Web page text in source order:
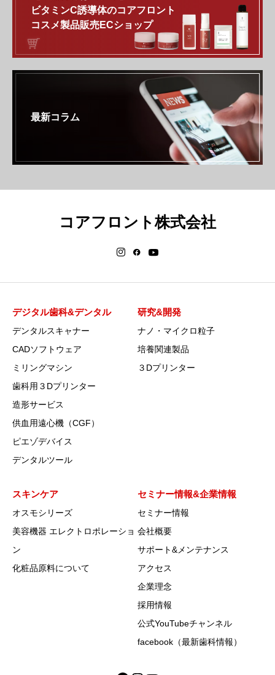
ビタミンC誘導体のコアフロント
コスメ製品販売ECショップ
最新コラム
コアフロント株式会社
デジタル歯科&デンタル
デンタルスキャナー
CADソフトウェア
ミリングマシン
歯科用３Dプリンター
造形サービス
供血用遠心機（CGF）
ピエゾデバイス
デンタルツール
研究&開発
ナノ・マイクロ粒子
培養関連製品
３Dプリンター
スキンケア
オスモシリーズ
美容機器 エレクトロポレーショ
ン
化粧品原料について
セミナー情報&企業情報
セミナー情報
会社概要
サポート&メンテナンス
アクセス
企業理念
採用情報
公式YouTubeチャンネル
facebook（最新歯科情報）